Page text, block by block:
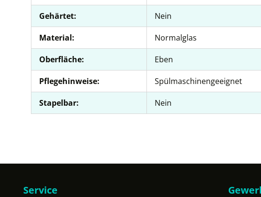
Gehärtet: Nein
Material: Normalglas
Oberfläche: Eben
Pflegehinweise: Spülmaschinengeeignet
Stapelbar: Nein
Service